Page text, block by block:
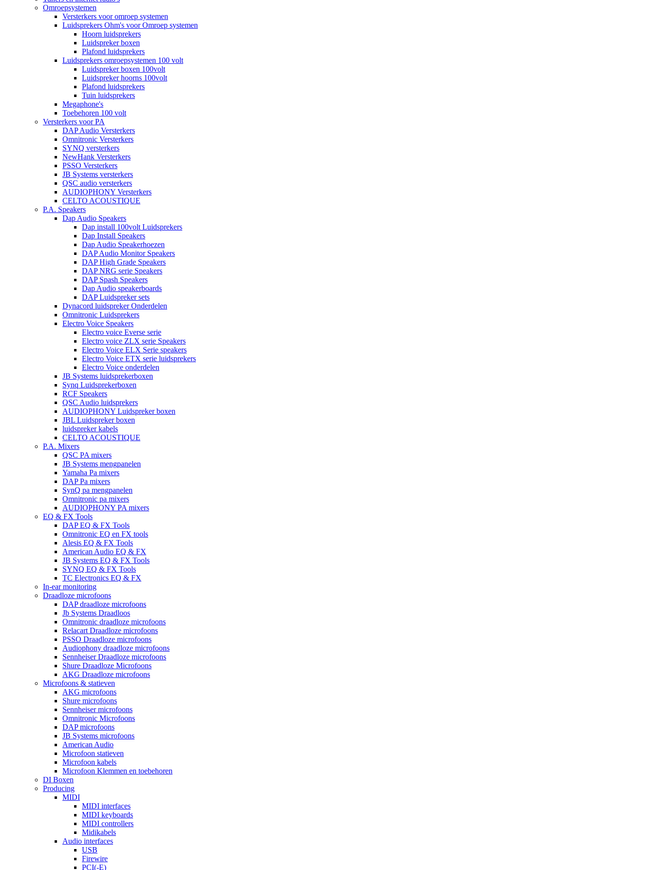
Omroepsystemen
Versterkers voor omroep systemen
Luidsprekers Ohm's voor Omroep systemen
Hoorn luidsprekers
Luidspreker boxen
Plafond luidsprekers
Luidsprekers omroepsystemen 100 volt
Luidspreker boxen 100volt
Luidspreker hoorns 100volt
Plafond luidsprekers
Tuin luidsprekers
Megaphone's
Toebehoren 100 volt
Versterkers voor PA
DAP Audio Versterkers
Omnitronic Versterkers
SYNQ versterkers
NewHank Versterkers
PSSO Versterkers
JB Systems versterkers
QSC audio versterkers
AUDIOPHONY Versterkers
CELTO ACOUSTIQUE
P.A. Speakers
Dap Audio Speakers
Dap install 100volt Luidsprekers
Dap Install Speakers
Dap Audio Speakerhoezen
DAP Audio Monitor Speakers
DAP High Grade Speakers
DAP NRG serie Speakers
DAP Spash Speakers
Dap Audio speakerboards
DAP Luidspreker sets
Dynacord luidspreker Onderdelen
Omnitronic Luidsprekers
Electro Voice Speakers
Electro voice Everse serie
Electro voice ZLX serie Speakers
Electro Voice ELX Serie speakers
Electro Voice ETX serie luidsprekers
Electro Voice onderdelen
JB Systems luidsprekerboxen
Synq Luidsprekerboxen
RCF Speakers
QSC Audio luidsprekers
AUDIOPHONY Luidspreker boxen
JBL Luidspreker boxen
luidspreker kabels
CELTO ACOUSTIQUE
P.A. Mixers
QSC PA mixers
JB Systems mengpanelen
Yamaha Pa mixers
DAP Pa mixers
SynQ pa mengpanelen
Omnitronic pa mixers
AUDIOPHONY PA mixers
EQ & FX Tools
DAP EQ & FX Tools
Omnitronic EQ en FX tools
Alesis EQ & FX Tools
American Audio EQ & FX
JB Systems EQ & FX Tools
SYNQ EQ & FX Tools
TC Electronics EQ & FX
In-ear monitoring
Draadloze microfoons
DAP draadloze microfoons
Jb Systems Draadloos
Omnitronic draadloze microfoons
Relacart Draadloze microfoons
PSSO Draadloze microfoons
Audiophony draadloze microfoons
Sennheiser Draadloze microfoons
Shure Draadloze Microfoons
AKG Draadloze microfoons
Microfoons & statieven
AKG microfoons
Shure microfoons
Sennheiser microfoons
Omnitronic Microfoons
DAP microfoons
JB Systems microfoons
American Audio
Microfoon statieven
Microfoon kabels
Microfoon Klemmen en toebehoren
DI Boxen
Producing
MIDI
MIDI interfaces
MIDI keyboards
MIDI controllers
Midikabels
Audio interfaces
USB
Firewire
PCI(-E)